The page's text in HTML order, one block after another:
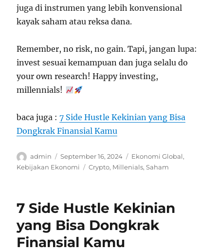
juga di instrumen yang lebih konvensional
kayak saham atau reksa dana.
Remember, no risk, no gain. Tapi, jangan lupa:
invest sesuai kemampuan dan juga selalu do
your own research! Happy investing,
millennials!
baca juga :7 Side Hustle Kekinian yang Bisa
Dongkrak Finansial Kamu
Author
admin
Posted
on
September 16, 2024 Categories
Ekonomi Global,
Kebijakan Ekonomi
Tags
Crypto, Millenials,Saham
7 Side Hustle Kekinian
yang Bisa Dongkrak
Finansial Kamu